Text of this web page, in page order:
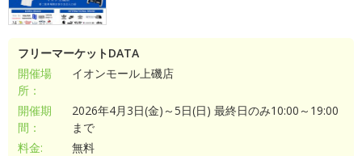
フリーマーケットDATA
開催場
所：
イオンモール上磯店
開催期
間：
2026年4月3日(金)～5日(日) 最終日のみ10:00～19:00
まで
料金:
無料